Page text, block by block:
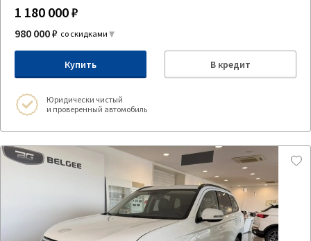
1 180 000 ₽
980 000 ₽ со скидками
Купить В кредит
Юридически чистый
и проверенный автомобиль